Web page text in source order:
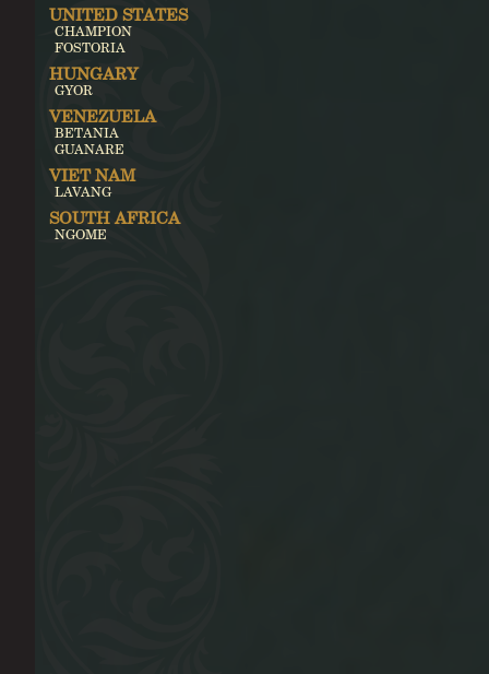
UNITED STATES
CHAMPION
FOSTORIA
HUNGARY
GYOR
VENEZUELA
BETANIA
GUANARE
VIET NAM
LAVANG
SOUTH AFRICA
NGOME